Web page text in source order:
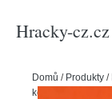
Hracky-cz.cz
Domů / Produkty /
kostky